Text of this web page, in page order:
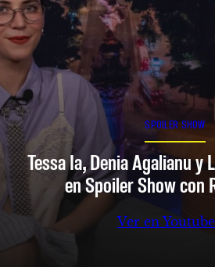
SPOILER SHOW
Tessa Ia, Denia Agalianu y
en Spoiler Show con
Ver en Youtube